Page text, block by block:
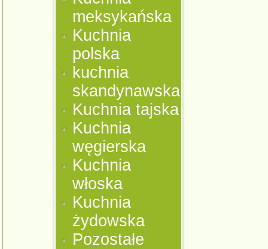
meksykańska
Kuchnia
polska
kuchnia
skandynawska
Kuchnia tajska
Kuchnia
węgierska
Kuchnia
włoska
Kuchnia
żydowska
Pozostałe